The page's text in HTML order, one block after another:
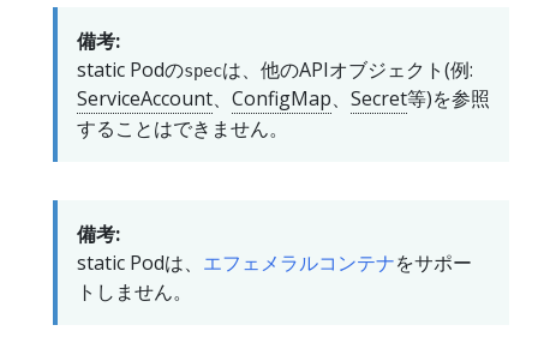
備考:
static Podのspecは、他のAPIオブジェクト(例:
ServiceAccount、 ConfigMap、 Secret等)を参照
することはできません。
備考:
static Podは、 エフェメラルコンテナをサポー
トしません。